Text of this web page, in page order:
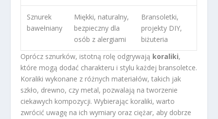
Sznurek
bawełniany
Miękki, naturalny,
bezpieczny dla
osób z alergiami
Bransoletki,
projekty DIY,
biżuteria
Oprócz sznurków, istotną rolę odgrywają koraliki,
które mogą dodać charakteru i stylu każdej bransoletce.
Koraliki wykonane z różnych materiałów, takich jak
szkło, drewno, czy metal, pozwalają na tworzenie
ciekawych kompozycji. Wybierając koraliki, warto
zwrócić uwagę na ich wymiary oraz ciężar, aby dobrze